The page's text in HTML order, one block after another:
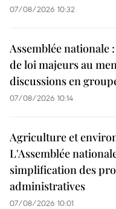
07/08/2026 10:32
Assemblée nationale
de loi majeurs au
discussions en
07/08/2026 10:14
Agriculture et
L'Assemblée
simplification des
administratives
07/08/2026 10:01